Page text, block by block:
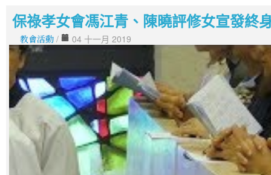
保祿孝女會馮江青、陳曉評修女宣發終
教會活動 / 04 十一月 2019